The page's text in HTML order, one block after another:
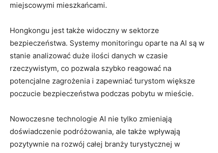
‌miejscowymi mieszkańcami.
Hongkongu jest także widoczny w sektorze
bezpieczeństwa. Systemy monitoringu oparte na AI są⁤ w
stanie analizować duże ilości danych w czasie
rzeczywistym, co pozwala szybko reagować na
potencjalne zagrożenia i ​zapewniać turystom większe
poczucie bezpieczeństwa ‌podczas pobytu w⁣ mieście.
Nowoczesne technologie AI nie tylko zmieniają
doświadczenie podróżowania, ale także wpływają
pozytywnie na rozwój całej branży turystycznej w